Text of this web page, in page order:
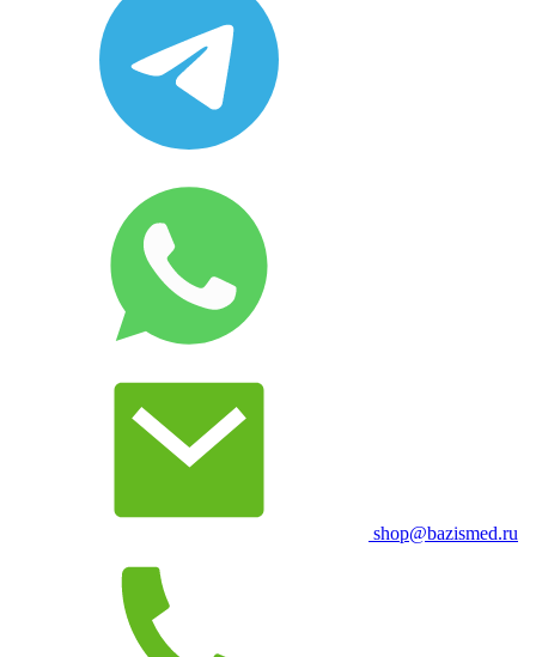
shop@bazismed.ru